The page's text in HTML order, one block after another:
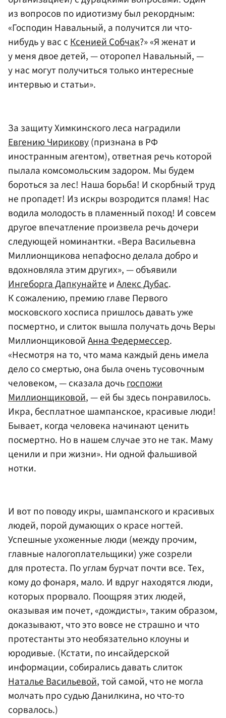
из вопросов по идиотизму был рекордным:
«Господин Навальный, а получится ли что-
нибудь у вас сКсенией Собчак?» «Я женат и
у меня двое детей, — оторопел Навальный, —
у нас могут получиться только интересные
интервью и статьи».
За защиту Химкинского леса наградили
Евгению Чирикову(признана в РФ
иностранным агентом), ответная речь которой
пылала комсомольским задором. Мы будем
бороться за лес! Наша борьба! И скорбный труд
не пропадет! Из искры возродится пламя! Нас
водила молодость в пламенный поход! И совсем
другое впечатление произвела речь дочери
следующей номинантки. «Вера Васильевна
Миллионщикова непафосно делала добро и
вдохновляла этим других», — объявили
Ингеборга ДапкунайтеиАлекс Дубас.
К сожалению, премию главе Первого
московского хосписа пришлось давать уже
посмертно, и слиток вышла получать дочь Веры
МиллионщиковойАнна Федермессер.
«Несмотря на то, что мама каждый день имела
дело со смертью, она была очень тусовочным
человеком, — сказала дочьгоспожи
Миллионщиковой, — ей бы здесь понравилось.
Икра, бесплатное шампанское, красивые люди!
Бывает, когда человека начинают ценить
посмертно. Но в нашем случае это не так. Маму
ценили и при жизни». Ни одной фальшивой
нотки.
И вот по поводу икры, шампанского и красивых
людей, порой думающих о красе ногтей.
Успешные ухоженные люди (между прочим,
главные налогоплательщики) уже созрели
для протеста. По углам бурчат почти все. Тех,
кому до фонаря, мало. И вдруг находятся люди,
которых прорвало. Поощряя этих людей,
оказывая им почет, «дождисты», таким образом,
доказывают, что это вовсе не страшно и что
протестанты это необязательно клоуны и
юродивые. (Кстати, по инсайдерской
информации, собирались давать слиток
Наталье Васильевой, той самой, что не могла
молчать про судью Данилкина, но что-то
сорвалось.)